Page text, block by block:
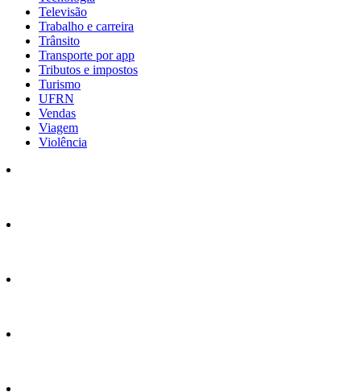
Televisão
Trabalho e carreira
Trânsito
Transporte por app
Tributos e impostos
Turismo
UFRN
Vendas
Viagem
Violência